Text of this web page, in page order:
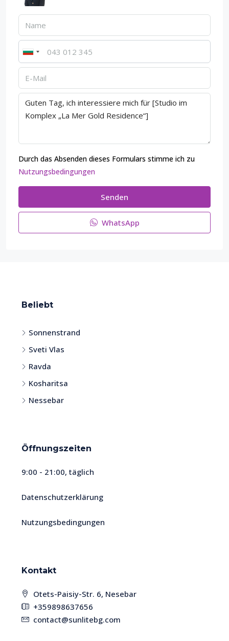
Durch das Absenden dieses Formulars stimme ich zu
Nutzungsbedingungen
Senden
WhatsApp
Beliebt
Sonnenstrand
Sveti Vlas
Ravda
Kosharitsa
Nessebar
Öffnungszeiten
9:00 - 21:00, täglich
Datenschutzerklärung
Nutzungsbedingungen
Kontakt
Otets-Paisiy-Str. 6, Nesebar
+359898637656
contact@sunlitebg.com